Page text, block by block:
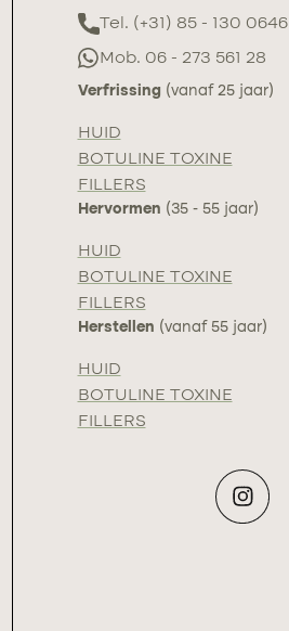
Tel. (+31) 85 - 130 0646
Mob. 06 - 273 561 28
Verfrissing (vanaf 25 jaar)
HUID
BOTULINE TOXINE
FILLERS
Hervormen (35 - 55 jaar)
HUID
BOTULINE TOXINE
FILLERS
Herstellen (vanaf 55 jaar)
HUID
BOTULINE TOXINE
FILLERS